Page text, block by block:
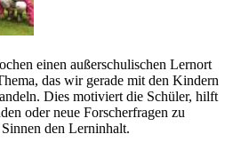
einen außerschulischen Lernort
das wir gerade mit den Kindern
Dies motiviert die Schüler, hilft
oder neue Forscherfragen zu
den Lerninhalt.